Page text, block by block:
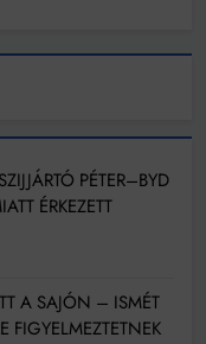
PÉTER–BYD
ÉRKEZETT
A SAJÓN – ISMÉT
FIGYELMEZTETNEK